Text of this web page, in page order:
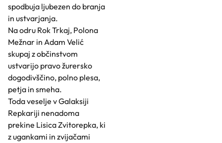
spodbuja ljubezen do branja
in ustvarjanja.
Na odru Rok Trkaj, Polona
Mežnar in Adam Velić
skupaj z občinstvom
ustvarijo pravo žurersko
dogodivščino, polno plesa,
petja in smeha.
Toda veselje v Galaksiji
Repkariji nenadoma
prekine Lisica Zvitorepka, ki
z ugankami in zvijačami